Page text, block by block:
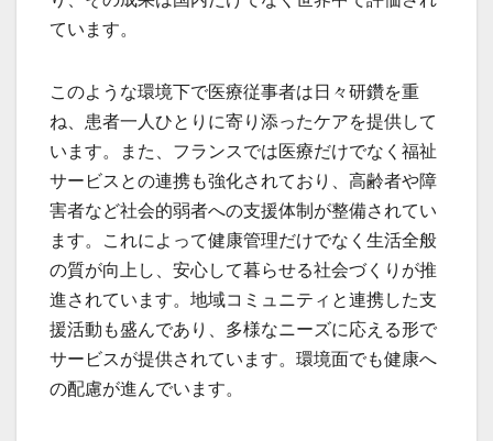
ています。
このような環境下で医療従事者は日々研鑽を重
ね、患者一人ひとりに寄り添ったケアを提供して
います。また、フランスでは医療だけでなく福祉
サービスとの連携も強化されており、高齢者や障
害者など社会的弱者への支援体制が整備されてい
ます。これによって健康管理だけでなく生活全般
の質が向上し、安心して暮らせる社会づくりが推
進されています。地域コミュニティと連携した支
援活動も盛んであり、多様なニーズに応える形で
サービスが提供されています。環境面でも健康へ
の配慮が進んでいます。